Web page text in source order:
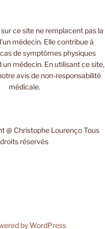
ce site ne remplacent pas la
médecin. Elle contribue à
de symptômes physiques
médecin. En utilisant ce site,
avis de non-responsabilité
médicale.
@ Christophe Lourenço Tous
droits réservés
by WordPress